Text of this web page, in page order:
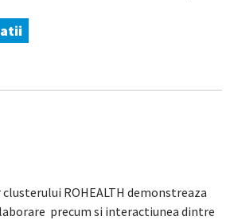
ROHEALTH demonstreaza
precum si interactiunea dintre